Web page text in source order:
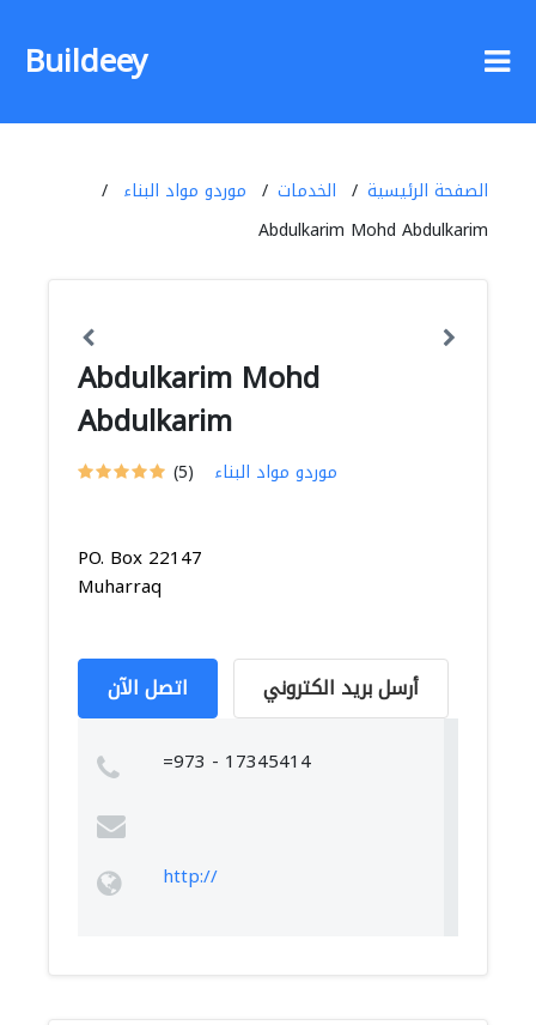
Buildeey
الصفحة الرئيسية الخدمات
موردو مواد البناء
Abdulkarim Mohd Abdulkarim
Abdulkarim Mohd
Abdulkarim
(5) موردو مواد البناء
PO. Box 22147
Muharraq
اتصل الآن أرسل بريد الكتروني
=973 - 17345414
http://